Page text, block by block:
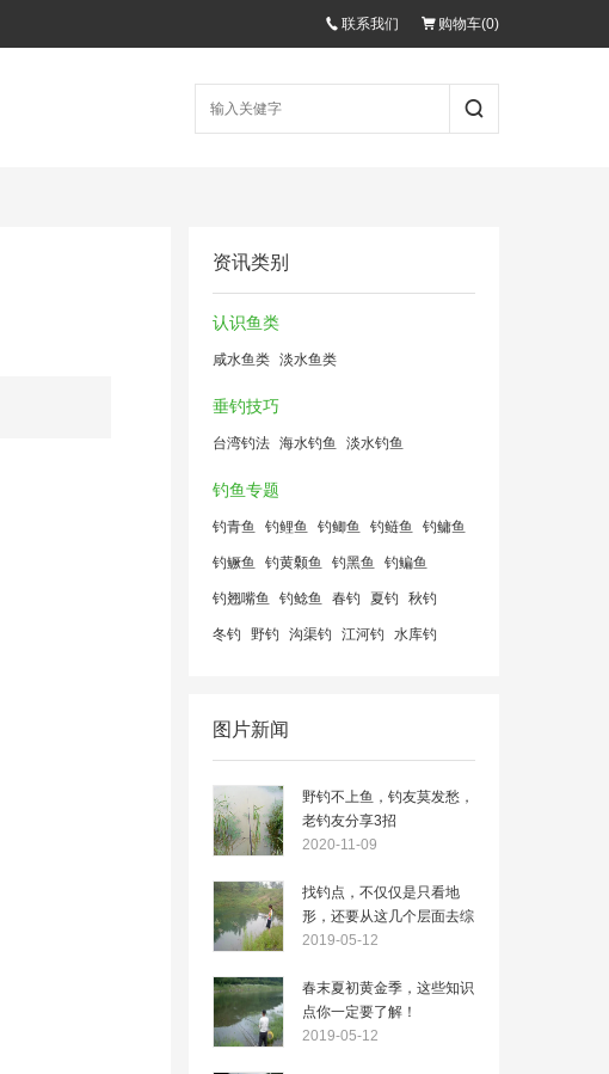
联系我们 购物车(0)
资讯类别
认识鱼类
咸水鱼类 淡水鱼类
垂钓技巧
台湾钓法 海水钓鱼 淡水钓鱼
钓鱼专题
钓青鱼 钓鲤鱼 钓鲫鱼 钓鲢鱼 钓鳙鱼
钓鳜鱼 钓黄颡鱼 钓黑鱼 钓鳊鱼
钓翘嘴鱼 钓鲶鱼 春钓 夏钓 秋钓
冬钓 野钓 沟渠钓 江河钓 水库钓
图片新闻
野钓不上鱼，钓友莫发愁，
老钓友分享3招
2020-11-09
找钓点，不仅仅是只看地
形，还要从这几个层面去综
合考虑
2019-05-12
春末夏初黄金季，这些知识
点你一定要了解！
2019-05-12